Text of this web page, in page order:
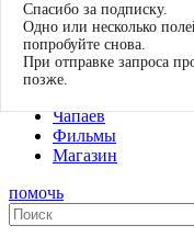
О нас
Журнал
Книги
Чапаев
Фильмы
Магазин
помочь
Спасибо за подписку.
Одно или несколько
попробуйте снова.
При отправке запроса
позже.